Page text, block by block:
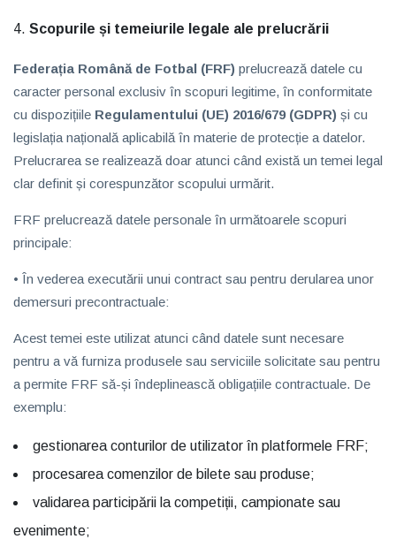
Scopurile și temeiurile legale ale prelucrării
Federația Română de Fotbal (FRF) prelucrează datele cu
caracter personal exclusiv în scopuri legitime, în conformitate
cu dispozițiile Regulamentului (UE) 2016/679 (GDPR) și cu
legislația națională aplicabilă în materie de protecție a datelor.
Prelucrarea se realizează doar atunci când există un temei legal
clar definit și corespunzător scopului urmărit.
FRF prelucrează datele personale în următoarele scopuri
principale:
• În vederea executării unui contract sau pentru derularea unor
demersuri precontractuale:
Acest temei este utilizat atunci când datele sunt necesare
pentru a vă furniza produsele sau serviciile solicitate sau pentru
a permite FRF să-și îndeplinească obligațiile contractuale. De
exemplu:
gestionarea conturilor de utilizator în platformele FRF;
procesarea comenzilor de bilete sau produse;
validarea participării la competiții, campionate sau
evenimente;